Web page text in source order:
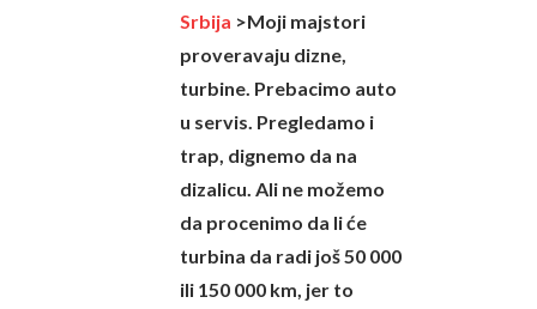
Srbija >Moji majstori
proveravaju dizne,
turbine. Prebacimo auto
u servis. Pregledamo i
trap, dignemo da na
dizalicu. Ali ne možemo
da procenimo da li će
turbina da radi još 50 000
ili 150 000 km, jer to